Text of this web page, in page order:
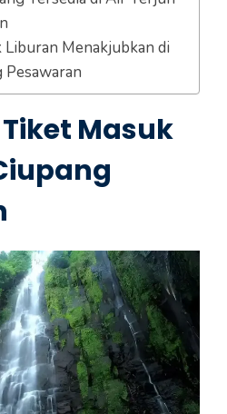
Menakjubkan di
Masuk